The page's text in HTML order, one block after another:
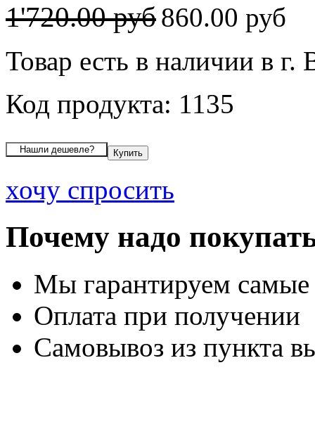
1'720.00 руб860.00 руб
Товар есть в наличии в г.
Код продукта: 1135
хочу спросить
Почему надо
Мы гарантируем
Оплата при получении
Самовывоз из пункта